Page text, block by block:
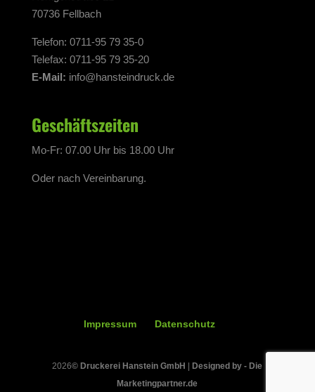
70736 Fellbach
Telefon: 0711-95 79 35-0
Telefax: 0711-95 79 35-20
E-Mail: info@hansteindruck.de
Geschäftszeiten
Mo-Fr: 07.00 Uhr bis 18.00 Uhr
Oder nach Vereinbarung.
Impressum Datenschutz
2026© Druckerei Hanstein GmbH |Designed by - Die
Marketingpartner.de